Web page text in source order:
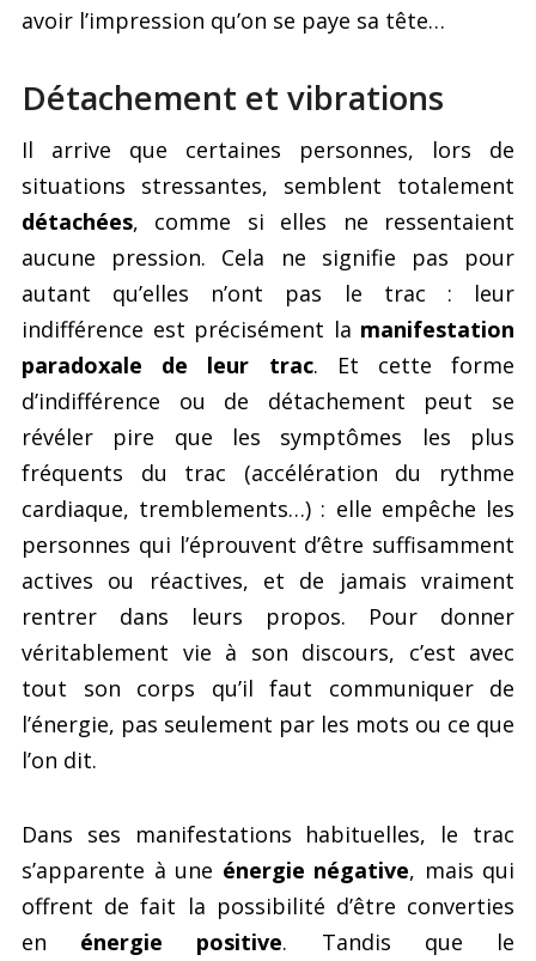
avoir l’impression qu’on se paye sa tête…
Détachement et vibrations
Il arrive que certaines personnes, lors de
situations stressantes, semblent totalement
détachées, comme si elles ne ressentaient
aucune pression. Cela ne signifie pas pour
autant qu’elles n’ont pas le trac : leur
indifférence est précisément la manifestation
paradoxale de leur trac. Et cette forme
d’indifférence ou de détachement peut se
révéler pire que les symptômes les plus
fréquents du trac (accélération du rythme
cardiaque, tremblements…) : elle empêche les
personnes qui l’éprouvent d’être suffisamment
actives ou réactives, et de jamais vraiment
rentrer dans leurs propos. Pour donner
véritablement vie à son discours, c’est avec
tout son corps qu’il faut communiquer de
l’énergie, pas seulement par les mots ou ce que
l’on dit.
Dans ses manifestations habituelles, le trac
s’apparente à une énergie négative, mais qui
offrent de fait la possibilité d’être converties
en énergie positive. Tandis que le